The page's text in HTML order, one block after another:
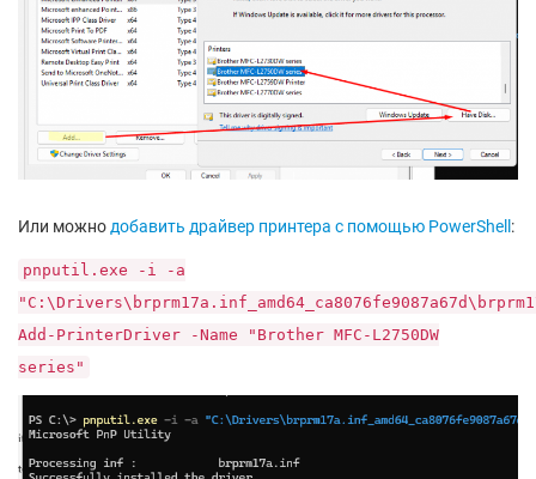
Или можнодобавить драйвер принтера с помощью PowerShell :
pnputil.exe -i -a
Add-PrinterDriver -Name "Brother MFC-L2750DW
series"